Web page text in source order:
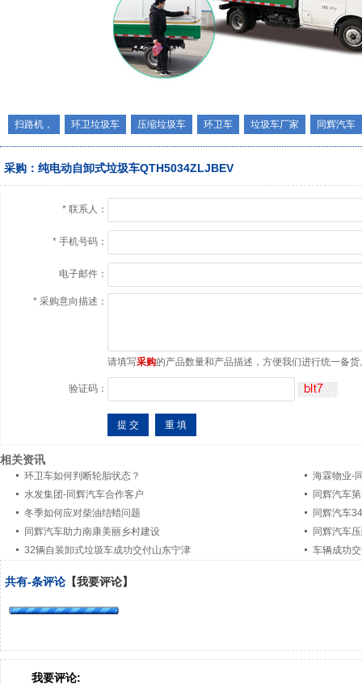
扫路机， 环卫垃圾车 压缩垃圾车 环卫车 垃圾车厂家 同辉汽车
采购：纯电动自卸式垃圾车QTH5034ZLJBEV
* 联系人：
* 手机号码：
电子邮件：
* 采购意向描述：
请填写采购的产品数量和产品描述，方便我们进行统一备货
验证码：
相关资讯
环卫车如何判断轮胎状态？
海霖物业-
水发集团-同辉汽车合作客户
同辉汽车
冬季如何应对柴油结蜡问题
同辉汽车
同辉汽车助力南康美丽乡村建设
同辉汽车
32辆自装卸式垃圾车成功交付山东宁津
车辆成功
共有-条评论 【我要评论】
我要评论: